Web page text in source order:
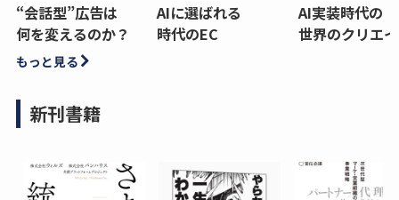
“会話型”広告は
何を変えるのか？
AIに選ばれる
時代のEC
AI実装時代の
世界のクリエ
もっと見る
新刊書籍